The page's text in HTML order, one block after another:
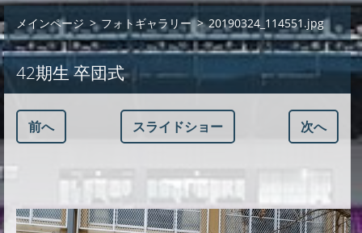
メインページ > フォトギャラリー > 20190324_114551.jpg
42期生 卒団式
前へ スライドショー 次へ